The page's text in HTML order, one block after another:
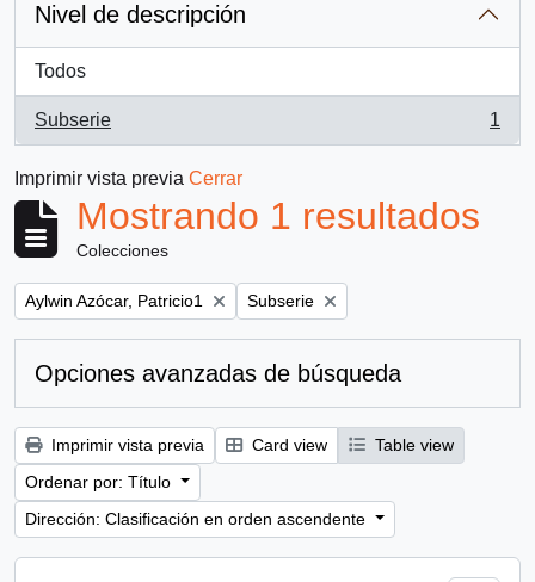
Nivel de descripción
Todos
Subserie
, 1 resultados
1
Imprimir vista previa Cerrar
Mostrando 1 resultados
Colecciones
Remove filter:
Aylwin Azócar, Patricio1 Remove filter:
Subserie
Opciones avanzadas de búsqueda
Imprimir vista previa Card view
Table view
Ordenar por: Título
Dirección: Clasificación en orden ascendente